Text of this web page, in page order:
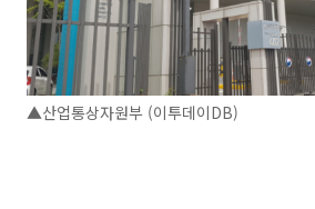
▲산업통상자원부 (이투데이DB)